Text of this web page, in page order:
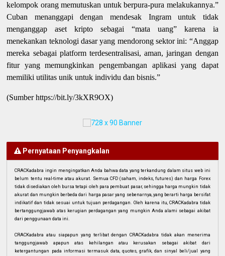
kelompok orang memutuskan untuk berpura-pura melakukannya.”
Cuban menanggapi dengan mendesak Ingram untuk tidak
menganggap aset kripto sebagai “mata uang” karena ia
menekankan teknologi dasar yang mendorong sektor ini: “Anggap
mereka sebagai platform terdesentralisasi, aman, jaringan dengan
fitur yang memungkinkan pengembangan aplikasi yang dapat
memiliki utilitas unik untuk individu dan bisnis.”
(Sumber https://bit.ly/3kXR9OX)
Pernyataan Penyangkalan
CRACKadabra ingin mengingatkan Anda bahwa data yang terkandung dalam situs web ini
belum tentu real-time atau akurat. Semua CFD (saham, indeks, futures) dan harga Forex
tidak disediakan oleh bursa tetapi oleh para pembuat pasar, sehingga harga mungkin tidak
akurat dan mungkin berbeda dari harga pasar yang sebenarnya, yang berarti harga bersifat
indikatif dan tidak sesuai untuk tujuan perdagangan. Oleh karena itu, CRACKadabra tidak
bertanggungjawab atas kerugian perdagangan yang mungkin Anda alami sebagai akibat
dari penggunaan data ini.
CRACKadabra atau siapapun yang terlibat dengan CRACKadabra tidak akan menerima
tanggungjawab apapun atas kehilangan atau kerusakan sebagai akibat dari
ketergantungan pada informasi termasuk data, quotes, grafik, dan sinyal beli/jual yang